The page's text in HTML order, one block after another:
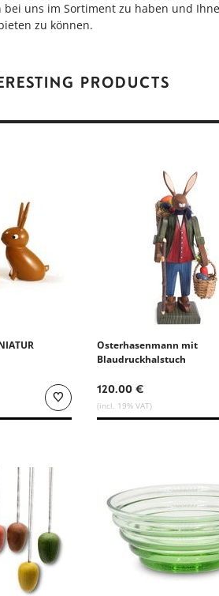
bei uns im Sortiment zu haben und
zu können.
PRODUCTS
Osterhasenmann mit
Blaudruckhalstuch
120.00 €
(incl. 19% VAT)